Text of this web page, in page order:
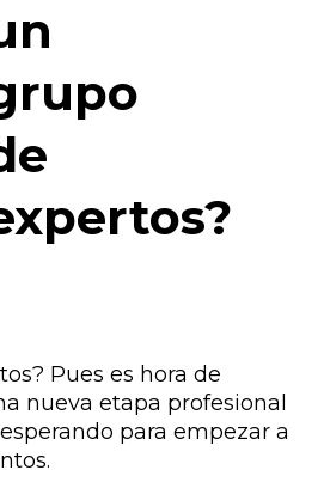
Pues es hora de
nueva etapa profesional
para empezar a